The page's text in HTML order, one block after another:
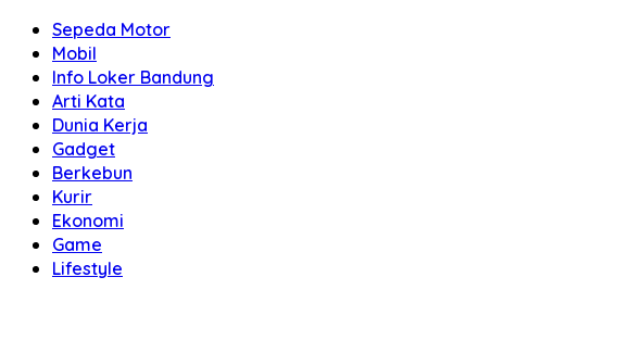
Sepeda Motor
Mobil
Info Loker Bandung
Arti Kata
Dunia Kerja
Gadget
Berkebun
Kurir
Ekonomi
Game
Lifestyle